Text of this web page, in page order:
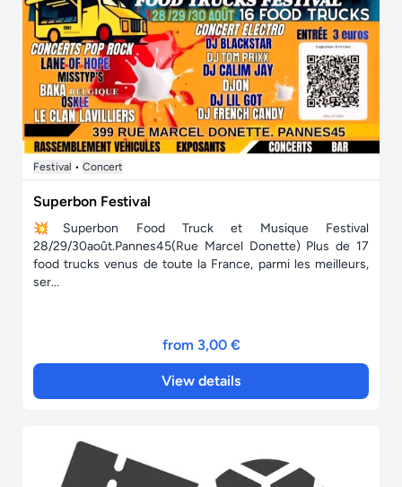
Festival • Concert
Superbon Festival
💥Superbon Food Truck et Musique Festival
28/29/30août.Pannes45(Rue Marcel Donette) Plus de 17
food trucks venus de toute la France, parmi les meilleurs,
ser...
from 3,00 €
View details